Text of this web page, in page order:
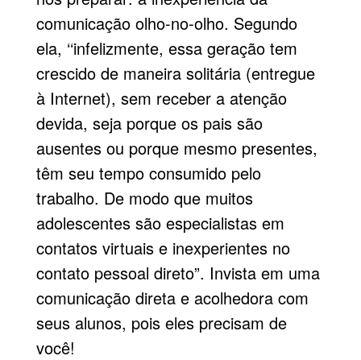
comunicação olho-no-olho. Segundo
ela, ‘‘infelizmente, essa geração tem
crescido de maneira solitária (entregue
à Internet), sem receber a atenção
devida, seja porque os pais são
ausentes ou porque mesmo presentes,
têm seu tempo consumido pelo
trabalho. De modo que muitos
adolescentes são especialistas em
contatos virtuais e inexperientes no
contato pessoal direto”. Invista em uma
comunicação direta e acolhedora com
seus alunos, pois eles precisam de
você!